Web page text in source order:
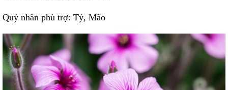
Quý nhân phù trợ: Tý, Mão